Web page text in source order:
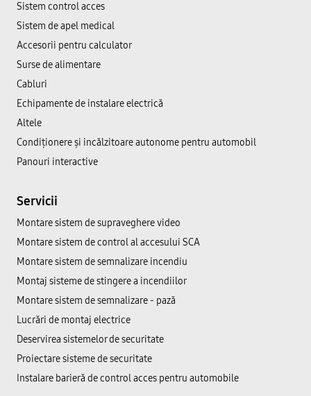
Sistem control acces
Sistem de apel medical
Accesorii pentru calculator
Surse de alimentare
Cabluri
Echipamente de instalare electrică
Altele
Condiționere și incălzitoare autonome pentru automobil
Panouri interactive
Servicii
Montare sistem de supraveghere video
Montare sistem de control al accesului SCA
Montare sistem de semnalizare incendiu
Montaj sisteme de stingere a incendiilor
Montare sistem de semnalizare - pază
Lucrări de montaj electrice
Deservirea sistemelor de securitate
Proiectare sisteme de securitate
Instalare barieră de control acces pentru automobile